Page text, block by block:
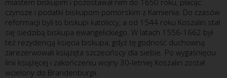
miastem biskupim i pozostawał nim do 1650 roku, płacąc
czynsze i podatki biskupom pomorskim z Kamienia. Do czasów
reformacji byli to biskupi katoliccy, a od 1544 roku Koszalin stał
się siedzibą biskupa ewangelickiego. W latach 1556-1662 był
też rezydencją księcia biskupa, gdyż tę godność duchowną
zarezerwowali książęta szczecińscy dla siebie. Po wygaśnięciu
linii książęcej i zakończeniu wojny 30-letniej Koszalin został
wcielony do Brandenburgii.